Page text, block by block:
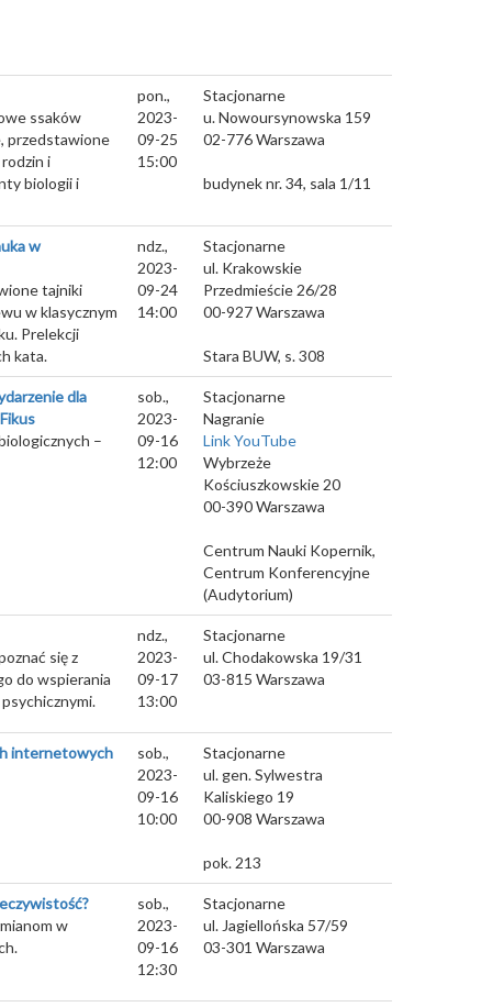
ssaków
przedstawione
i
biologii i
pon.,
2023-
09-25
15:00
Stacjonarne
u. Nowoursynowska 159
02-776Warszawa
budynek nr. 34, sala 1/11
w
tajniki
w klasycznym
Prelekcji
kata.
ndz.,
2023-
09-24
14:00
Stacjonarne
ul. Krakowskie
Przedmieście 26/28
00-927Warszawa
Stara BUW, s. 308
dla
–
sob.,
2023-
09-16
12:00
Stacjonarne
Nagranie
Link YouTube
Wybrzeże
Kościuszkowskie 20
00-390Warszawa
Centrum Nauki Kopernik,
Centrum Konferencyjne
(Audytorium)
się z
do wspierania
ndz.,
2023-
09-17
13:00
Stacjonarne
ul. Chodakowska 19/31
03-815 Warszawa
internetowych
sob.,
2023-
09-16
10:00
Stacjonarne
ul. gen. Sylwestra
Kaliskiego 19
00-908 Warszawa
pok. 213
w
sob.,
2023-
09-16
12:30
Stacjonarne
ul. Jagiellońska 57/59
03-301 Warszawa